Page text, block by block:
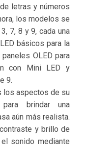
letras y números
los modelos se
7, 8 y 9, cada una
básicos para la
OLED para
con Mini LED y
9.
los aspectos de su
brindar una
aún más realista.
y brillo de
sonido mediante